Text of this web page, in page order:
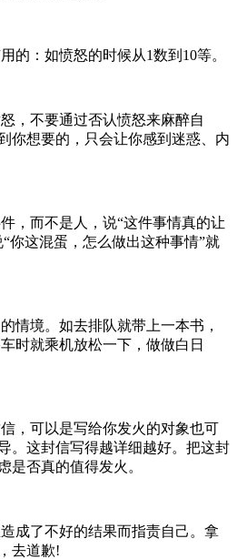
：如愤怒的时候从1数到10等。
不要通过否认愤怒来麻醉自
你想要的，只会让你感到迷惑、内
而不是人，说“这件事情真的让
你这混蛋，怎么做出这种事情”就
境。如去排队就带上一本书，
时就乘机放松一下，做做白日
可以是写给你发火的对象也可
。这封信写得越详细越好。把这封
是否真的值得发火。
了不好的结果而指责自己。拿
去道歉!